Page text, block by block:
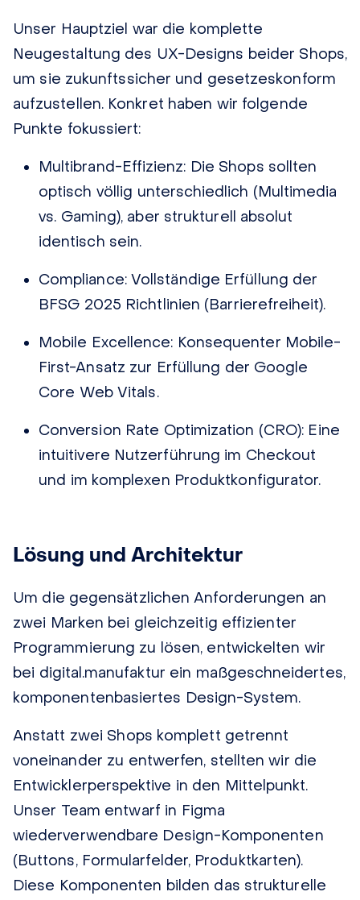
Unser Hauptziel war die komplette
Neugestaltung des UX-Designs beider Shops,
um sie zukunftssicher und gesetzeskonform
aufzustellen. Konkret haben wir folgende
Punkte fokussiert:
Multibrand-Effizienz: Die Shops sollten
optisch völlig unterschiedlich (Multimedia
vs. Gaming), aber strukturell absolut
identisch sein.
Compliance:Vollständige Erfüllung der
BFSG 2025 Richtlinien (Barrierefreiheit).
Mobile Excellence: Konsequenter Mobile-
First-Ansatz zur Erfüllung der Google
Core Web Vitals.
Conversion Rate Optimization (CRO): Eine
intuitivere Nutzerführung im Checkout
und im komplexen Produktkonfigurator.
Lösung und Architektur
Um die gegensätzlichen Anforderungen an
zwei Marken bei gleichzeitig effizienter
Programmierung zu lösen, entwickelten wir
bei digital.manufaktur ein maßgeschneidertes,
komponentenbasiertes Design-System.
Anstatt zwei Shops komplett getrennt
voneinander zu entwerfen, stellten wir die
Entwicklerperspektive in den Mittelpunkt.
Unser Team entwarf in Figma
wiederverwendbare Design-Komponenten
(Buttons, Formularfelder, Produktkarten).
Diese Komponenten bilden das strukturelle